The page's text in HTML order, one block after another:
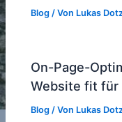
Blog / Von Lukas
On-Page-
Website fit für
Blog / Von Lukas